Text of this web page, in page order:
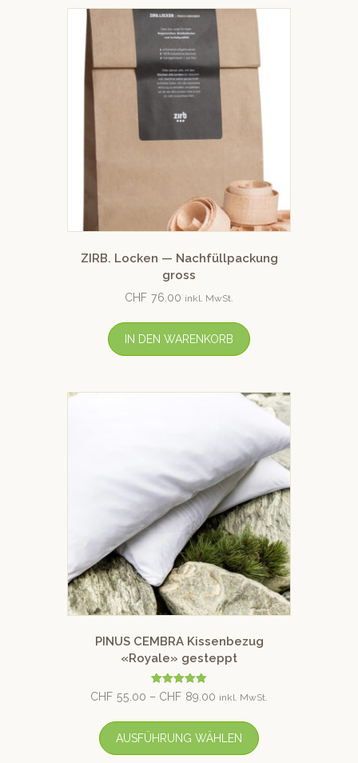
ZIRB. Locken — Nachfüllpackung
gross
CHF 76.00 inkl. MwSt.
IN DEN WARENKORB
PINUS CEMBRA Kissenbezug
«Royale» gesteppt
Bewertet mit
5.00
CHF 55.00 – CHF 89.00 inkl. MwSt.
AUSFÜHRUNG WÄHLEN